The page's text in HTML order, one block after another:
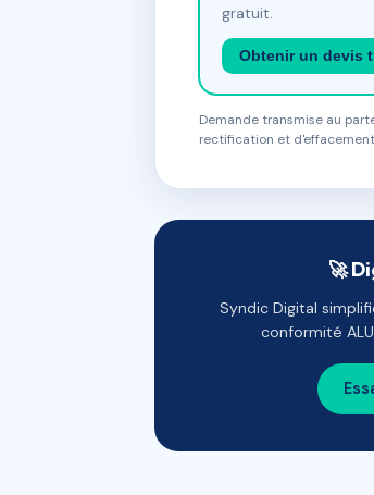
gratuit.
Obtenir un devis
Demande transmise au
rectification et
🚀
Syndic Digital
conformité